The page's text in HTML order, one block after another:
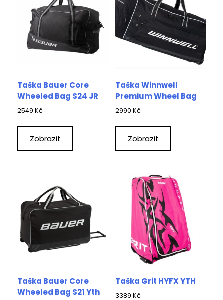
Taška Bauer Core
Wheeled Bag S24 JR
2549 Kč
Zobrazit
Taška Winnwell
Premium Wheel Bag
2990 Kč
Zobrazit
Taška Bauer Core
Wheeled Bag S21 Yth
Taška Grit HYFX YTH
3389 Kč